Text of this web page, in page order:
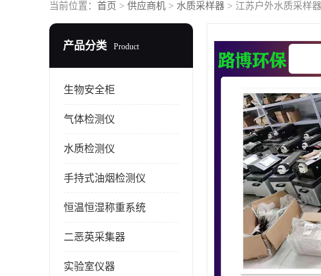
当前位置： 首页 > 供应商机 > 水质采样器 > 江苏户外水质采样
产品分类 Product
生物安全柜
气体检测仪
水质检测仪
手持式油烟检测仪
恒温恒湿称重系统
二恶英采集器
实验室仪器